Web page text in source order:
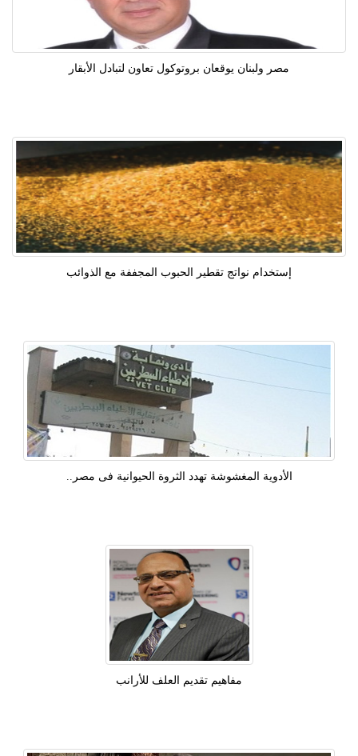
مصر ولبنان يوقعان بروتوكول تعاون لتبادل الأبقار
إستخدام نواتج تقطير الحبوب المجففة مع الذوائب
الأدوية المغشوشة تهدد الثروة الحيوانية فى مصر..
مفاهيم تقديم العلف للأرانب